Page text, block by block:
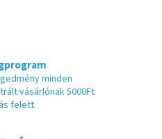
minden
vásárlónak 5000Ft
felett